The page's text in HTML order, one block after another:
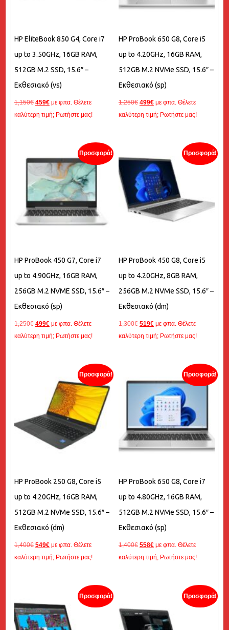
HP EliteBook 850 G4, Core i7
up to 3.50GHz, 16GB RAM,
512GB M.2 SSD, 15.6″ –
Εκθεσιακό (vs)
1,150€ Original
price
459€Η
τρέχουσα
με φπα. Θέλετε
καλύτερη τιμή; Ρωτήστε μας!
HP ProBook 650 G8, Core i5
up to 4.20GHz, 16GB RAM,
512GB M.2 NVMe SSD, 15.6″ –
Εκθεσιακό (sp)
1,250€ Original
price
499€Η
τρέχουσα
με φπα. Θέλετε
καλύτερη τιμή; Ρωτήστε μας!
Προσφορά!
HP ProBook 450 G7, Core i7
up to 4.90GHz, 16GB RAM,
256GB M.2 NVME SSD, 15.6″ –
Εκθεσιακό (sp)
1,250€ Original
price
499€Η
τρέχουσα
με φπα. Θέλετε
καλύτερη τιμή; Ρωτήστε μας!
Προσφορά!
HP ProBook 450 G8, Core i5
up to 4.20GHz, 8GB RAM,
256GB M.2 NVMe SSD, 15.6″ –
Εκθεσιακό (dm)
1,300€ Original
price
519€Η
τρέχουσα
με φπα. Θέλετε
καλύτερη τιμή; Ρωτήστε μας!
Προσφορά!
HP ProBook 250 G8, Core i5
up to 4.20GHz, 16GB RAM,
512GB M.2 NVMe SSD, 15.6″ –
Εκθεσιακό (dm)
1,400€ Original
price
549€Η
τρέχουσα
με φπα. Θέλετε
καλύτερη τιμή; Ρωτήστε μας!
Προσφορά!
HP ProBook 650 G8, Core i7
up to 4.80GHz, 16GB RAM,
512GB M.2 NVMe SSD, 15.6″ –
Εκθεσιακό (sp)
1,400€ Original
price
558€Η
τρέχουσα
με φπα. Θέλετε
καλύτερη τιμή; Ρωτήστε μας!
Προσφορά! Προσφορά!